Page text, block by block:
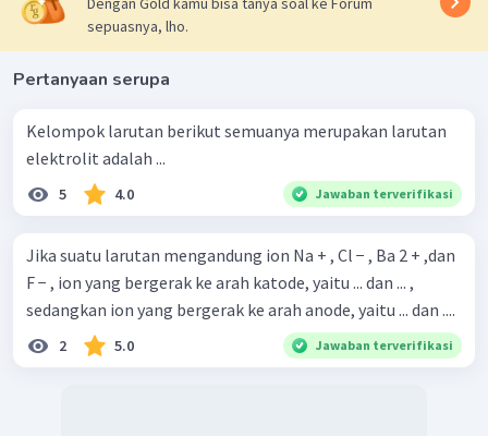
sepuasnya, lho.
Pertanyaan serupa
Kelompok larutan berikut semuanya merupakan larutan
elektrolit adalah ...
5 4.0 Jawaban terverifikasi
Jika suatu larutan mengandung ion Na + , Cl − , Ba 2 + ,dan
F − , ion yang bergerak ke arah katode, yaitu ... dan ... ,
sedangkan ion yang bergerak ke arah anode, yaitu ... dan ....
2 5.0 Jawaban terverifikasi